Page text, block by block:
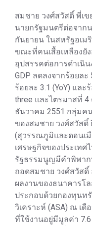
สมชาย วงศ์สวัสดิ์ พี่เ
นายกรัฐมนตรีต่อจาก
กันยายน ในสหรัฐอเม
ขณะที่คนเสื้อเหลืองยั
อุปสรรคต่อการดำเนิ
GDP ลดลงจากร้อยละ
ร้อยละ 3.1 (YoY) และ
three และไตรมาสที่
ธันวาคม 2551 กลุ่มค
ของสมชาย วงศ์สวัสดิ์
(สุวรรณภูมิและดอนเ
เศรษฐกิจของประเท
รัฐธรรมนูญมีคำพิพา
ถอดสมชาย วงศ์สวัส
ผลงานของธนาคารโ
ประกอบด้วยกองทุนท
วิเคราะห์ (ASA) ณ เ
ที่ใช้งานอยู่มีมูลค่า